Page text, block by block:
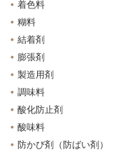
着色料
糊料
結着剤
膨張剤
製造用剤
調味料
酸化防止剤
酸味料
防かび剤（防ばい剤）